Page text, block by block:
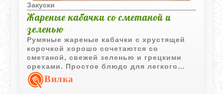
Закуски
Жареные кабачки со сметаной и
зеленью
Румяные жареные кабачки с хрустящей
корочкой хорошо сочетаются со
сметаной, свежей зеленью и грецкими
орехами. Простое блюдо для легкого
обеда или закуски.
Вилка